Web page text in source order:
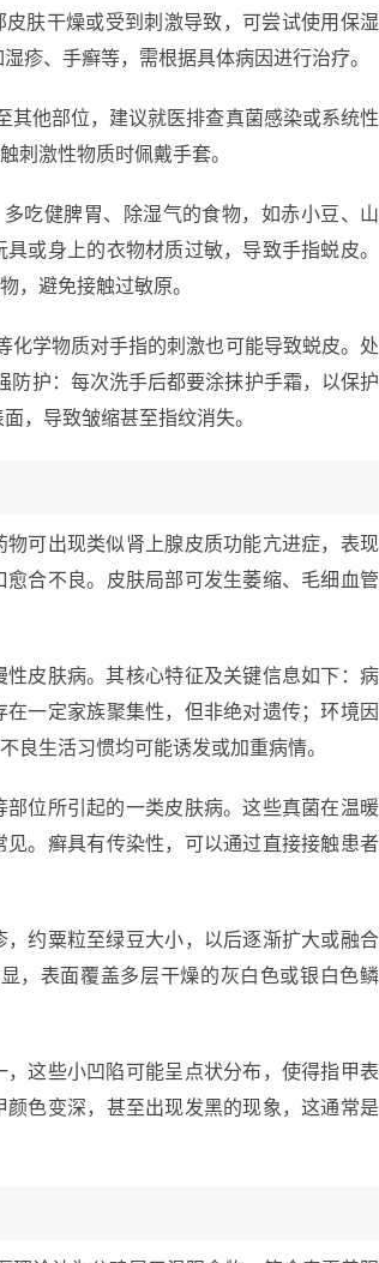
肤干燥或受到刺激导致，可尝试使用保湿
疹、手癣等，需根据具体病因进行治疗。
其他部位，建议就医排查真菌感染或系统性
刺激性物质时佩戴手套。
吃健脾胃、除湿气的食物，如赤小豆、山
或身上的衣物材质过敏，导致手指蜕皮。
，避免接触过敏原。
化学物质对手指的刺激也可能导致蜕皮。处
防护：每次洗手后都要涂抹护手霜，以保护
，导致皱缩甚至指纹消失。
可出现类似肾上腺皮质功能亢进症，表现
合不良。皮肤局部可发生萎缩、毛细血管
皮肤病。其核心特征及关键信息如下：病
一定家族聚集性，但非绝对遗传；环境因
良生活习惯均可能诱发或加重病情。
位所引起的一类皮肤病。这些真菌在温暖
。癣具有传染性，可以通过直接接触患者
约粟粒至绿豆大小，以后逐渐扩大或融合
，表面覆盖多层干燥的灰白色或银白色鳞
这些小凹陷可能呈点状分布，使得指甲表
色变深，甚至出现发黑的现象，这通常是